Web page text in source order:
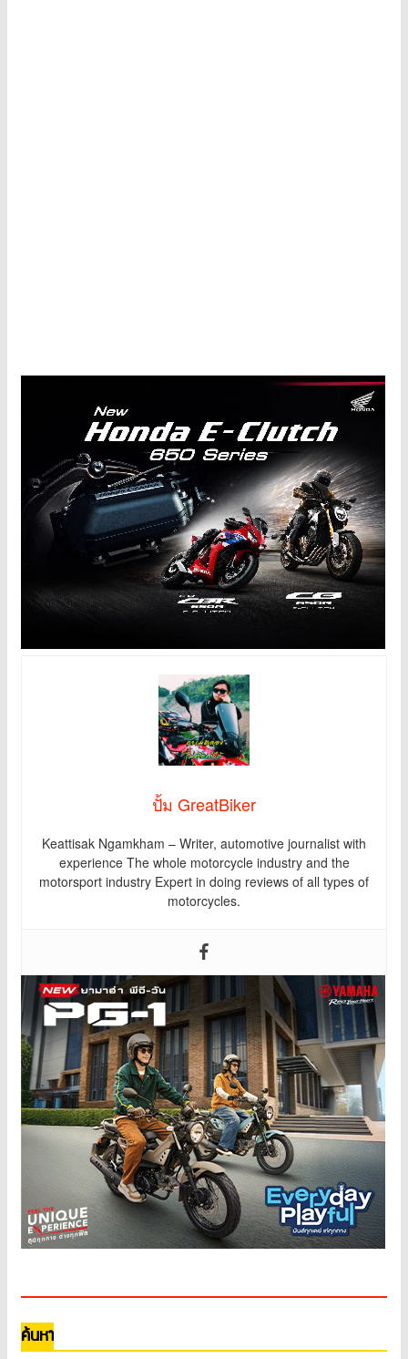
ปั้ม GreatBiker
Keattisak Ngamkham – Writer, automotive journalist with
experience The whole motorcycle industry and the
motorsport industry Expert in doing reviews of all types of
motorcycles.
ค้นหา